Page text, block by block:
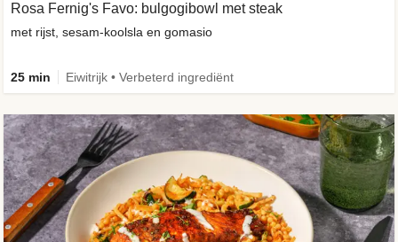
Rosa Fernig's Favo: bulgogibowl met steak
met rijst, sesam-koolsla en gomasio
25 min Eiwitrijk • Verbeterd ingrediënt